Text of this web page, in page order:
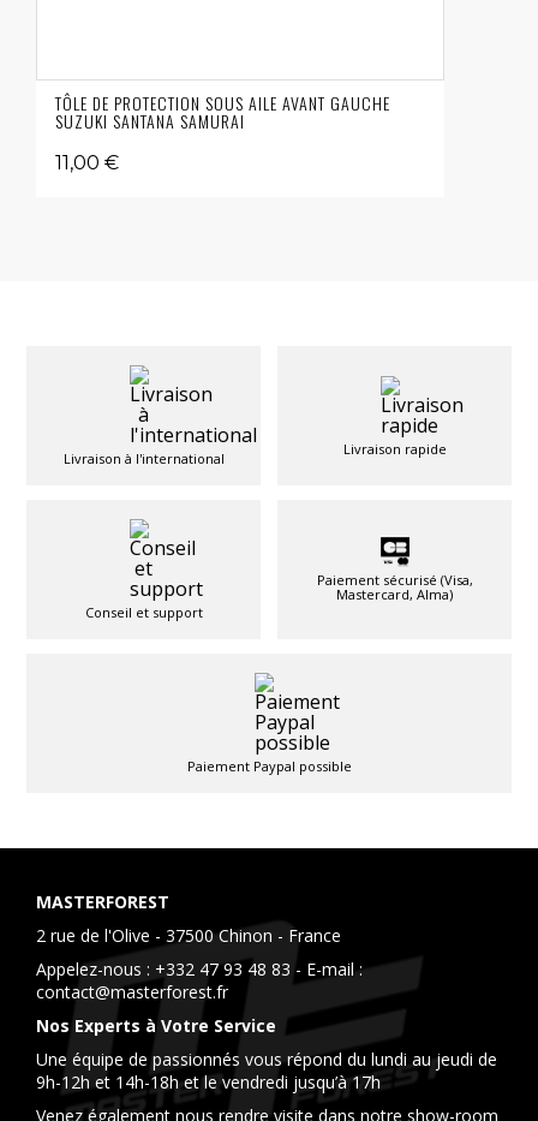
TÔLE DE PROTECTION SOUS AILE AVANT GAUCHE
SUZUKI SANTANA SAMURAI
11,00 €
Livraison à l'international
Livraison rapide
Conseil et support
Paiement sécurisé (Visa,
Mastercard, Alma)
Paiement Paypal possible
MASTERFOREST
2 rue de l'Olive - 37500 Chinon - France
Appelez-nous : +332 47 93 48 83 - E-mail :
contact@masterforest.fr
Nos Experts à Votre Service
Une équipe de passionnés vous répond du lundi au jeudi de
9h-12h et 14h-18h et le vendredi jusqu’à 17h
Venez également nous rendre visite dans notre show-room